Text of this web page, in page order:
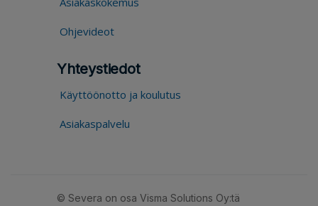
Ohjevideot
Yhteystiedot
Käyttöönotto ja koulutus
Asiakaspalvelu
© Severa on osa Visma Solutions Oy:tä